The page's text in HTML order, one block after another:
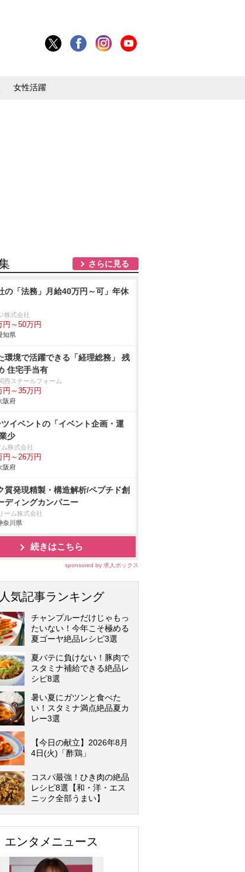
女性活躍
さらに見る
の「法務」月給40万円～可」年休
株式会社
円～50万円
知県
環境で活躍できる「経理総務」 残
住宅手当有
西スチールフォーム
円～35万円
阪府
イベントの「イベント企画・運
少
株式会社
円～26万円
阪府
質発現精製・構造解析/ペプチド創
ディングカンパニー
ーム株式会社
奈川県
続きはこちら
sponsored by 求人ボックス
人気記事ランキング
チャンプルーだけじゃもっ
たいない！今年こそ極める
夏ゴーヤ絶品レシピ3選
夏バテに負けない！豚肉で
スタミナ補給できる絶品レ
シピ8選
暑い夏にガツンと食べた
い！スタミナ満点絶品夏カ
レー3選
【今日の献立】2026年8月
4日(火)「酢鶏」
コスパ最強！ひき肉の絶品
レシピ8選【和・洋・エス
ニック全部うまい】
エンタメニュース